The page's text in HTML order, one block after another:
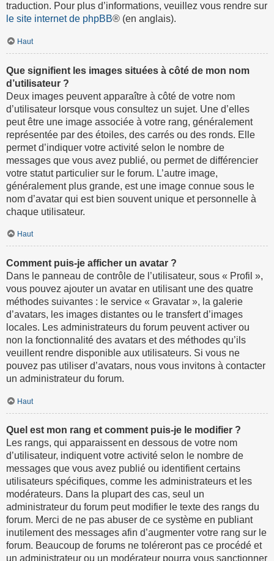
traduction. Pour plus d’informations, veuillez vous rendre sur
le site internet de phpBB® (en anglais).
Haut
Que signifient les images situées à côté de mon nom
d’utilisateur ?
Deux images peuvent apparaître à côté de votre nom
d’utilisateur lorsque vous consultez un sujet. Une d’elles
peut être une image associée à votre rang, généralement
représentée par des étoiles, des carrés ou des ronds. Elle
permet d’indiquer votre activité selon le nombre de
messages que vous avez publié, ou permet de différencier
votre statut particulier sur le forum. L’autre image,
généralement plus grande, est une image connue sous le
nom d’avatar qui est bien souvent unique et personnelle à
chaque utilisateur.
Haut
Comment puis-je afficher un avatar ?
Dans le panneau de contrôle de l’utilisateur, sous « Profil »,
vous pouvez ajouter un avatar en utilisant une des quatre
méthodes suivantes : le service « Gravatar », la galerie
d’avatars, les images distantes ou le transfert d’images
locales. Les administrateurs du forum peuvent activer ou
non la fonctionnalité des avatars et des méthodes qu’ils
veuillent rendre disponible aux utilisateurs. Si vous ne
pouvez pas utiliser d’avatars, nous vous invitons à contacter
un administrateur du forum.
Haut
Quel est mon rang et comment puis-je le modifier ?
Les rangs, qui apparaissent en dessous de votre nom
d’utilisateur, indiquent votre activité selon le nombre de
messages que vous avez publié ou identifient certains
utilisateurs spécifiques, comme les administrateurs et les
modérateurs. Dans la plupart des cas, seul un
administrateur du forum peut modifier le texte des rangs du
forum. Merci de ne pas abuser de ce système en publiant
inutilement des messages afin d’augmenter votre rang sur le
forum. Beaucoup de forums ne toléreront pas ce procédé et
un administrateur ou un modérateur pourra vous sanctionner